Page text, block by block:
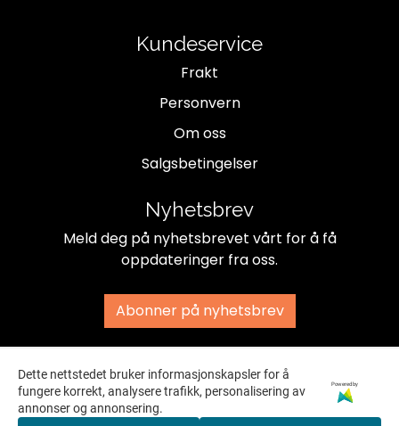
Kundeservice
Frakt
Personvern
Om oss
Salgsbetingelser
Nyhetsbrev
Meld deg på nyhetsbrevet vårt for å få
oppdateringer fra oss.
Abonner på nyhetsbrev
Dette nettstedet bruker informasjonskapsler for å
fungere korrekt, analysere trafikk, personalisering av
annonser og annonsering.
Powered by